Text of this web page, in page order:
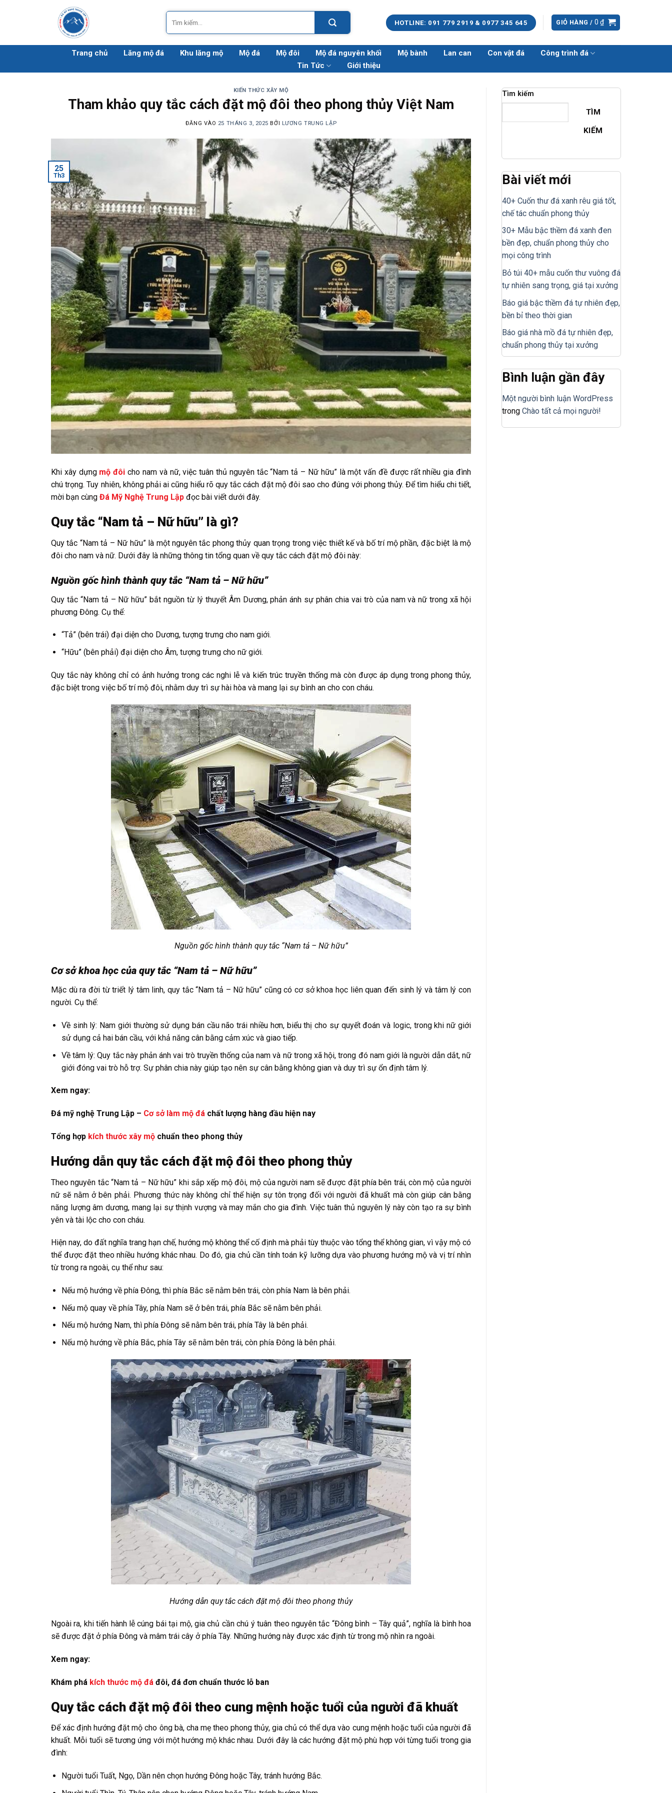
dung
Tìm
kiếm:
HOTLINE: 091 779 2919 & 0977 345 645 GIỎ HÀNG / 0₫
Trang chủ Lăng mộ đá Khu lăng mộ Mộ đá Mộ đôi Mộ đá nguyên khối Mộ bành Lan can Con vật đá
Công trình đá
Tin Tức
Giới thiệu
KIẾN THỨC XÂY MỘ
Tham khảo quy tắc cách đặt mộ đôi theo phong thủy Việt Nam
ĐĂNG VÀO 25 THÁNG 3, 2025 BỞI LƯƠNG TRUNG LẬP
25
Th3
Khi xây dựng mộ đôi cho nam và nữ, việc tuân thủ nguyên tắc “Nam tả – Nữ hữu” là một vấn đề được rất nhiều gia đình
chú trọng. Tuy nhiên, không phải ai cũng hiểu rõ quy tắc cách đặt mộ đôi sao cho đúng với phong thủy. Để tìm hiểu chi tiết,
mời bạn cùng Đá Mỹ Nghệ Trung Lập đọc bài viết dưới đây.
Quy tắc “Nam tả – Nữ hữu” là gì?
Quy tắc “Nam tả – Nữ hữu” là một nguyên tắc phong thủy quan trọng trong việc thiết kế và bố trí mộ phần, đặc biệt là mộ
đôi cho nam và nữ. Dưới đây là những thông tin tổng quan về quy tắc cách đặt mộ đôi này:
Nguồn gốc hình thành quy tắc “Nam tả – Nữ hữu”
Quy tắc “Nam tả – Nữ hữu” bắt nguồn từ lý thuyết Âm Dương, phản ánh sự phân chia vai trò của nam và nữ trong xã hội
phương Đông. Cụ thể:
“Tả” (bên trái) đại diện cho Dương, tượng trưng cho nam giới.
“Hữu” (bên phải) đại diện cho Âm, tượng trưng cho nữ giới.
Quy tắc này không chỉ có ảnh hưởng trong các nghi lễ và kiến trúc truyền thống mà còn được áp dụng trong phong thủy,
đặc biệt trong việc bố trí mộ đôi, nhằm duy trì sự hài hòa và mang lại sự bình an cho con cháu.
Nguồn gốc hình thành quy tắc “Nam tả – Nữ hữu”
Cơ sở khoa học của quy tắc “Nam tả – Nữ hữu”
Mặc dù ra đời từ triết lý tâm linh, quy tắc “Nam tả – Nữ hữu” cũng có cơ sở khoa học liên quan đến sinh lý và tâm lý con
người. Cụ thể:
Về sinh lý: Nam giới thường sử dụng bán cầu não trái nhiều hơn, biểu thị cho sự quyết đoán và logic, trong khi nữ giới
sử dụng cả hai bán cầu, với khả năng cân bằng cảm xúc và giao tiếp.
Về tâm lý: Quy tắc này phản ánh vai trò truyền thống của nam và nữ trong xã hội, trong đó nam giới là người dẫn dắt, nữ
giới đóng vai trò hỗ trợ. Sự phân chia này giúp tạo nên sự cân bằng không gian và duy trì sự ổn định tâm lý.
Xem ngay:
Đá mỹ nghệ Trung Lập – Cơ sở làm mộ đá chất lượng hàng đầu hiện nay
Tổng hợp kích thước xây mộ chuẩn theo phong thủy
Hướng dẫn quy tắc cách đặt mộ đôi theo phong thủy
Theo nguyên tắc “Nam tả – Nữ hữu” khi sắp xếp mộ đôi, mộ của người nam sẽ được đặt phía bên trái, còn mộ của người
nữ sẽ nằm ở bên phải. Phương thức này không chỉ thể hiện sự tôn trọng đối với người đã khuất mà còn giúp cân bằng
năng lượng âm dương, mang lại sự thịnh vượng và may mắn cho gia đình. Việc tuân thủ nguyên lý này còn tạo ra sự bình
yên và tài lộc cho con cháu.
Hiện nay, do đất nghĩa trang hạn chế, hướng mộ không thể cố định mà phải tùy thuộc vào tổng thể không gian, vì vậy mộ có
thể được đặt theo nhiều hướng khác nhau. Do đó, gia chủ cần tính toán kỹ lưỡng dựa vào phương hướng mộ và vị trí nhìn
từ trong ra ngoài, cụ thể như sau:
Nếu mộ hướng về phía Đông, thì phía Bắc sẽ nằm bên trái, còn phía Nam là bên phải.
Nếu mộ quay về phía Tây, phía Nam sẽ ở bên trái, phía Bắc sẽ nằm bên phải.
Nếu mộ hướng Nam, thì phía Đông sẽ nằm bên trái, phía Tây là bên phải.
Nếu mộ hướng về phía Bắc, phía Tây sẽ nằm bên trái, còn phía Đông là bên phải.
Hướng dẫn quy tắc cách đặt mộ đôi theo phong thủy
Ngoài ra, khi tiến hành lễ cúng bái tại mộ, gia chủ cần chú ý tuân theo nguyên tắc “Đông bình – Tây quả”, nghĩa là bình hoa
sẽ được đặt ở phía Đông và mâm trái cây ở phía Tây. Những hướng này được xác định từ trong mộ nhìn ra ngoài.
Xem ngay:
Khám phá kích thước mộ đá đôi, đá đơn chuẩn thước lỗ ban
Quy tắc cách đặt mộ đôi theo cung mệnh hoặc tuổi của người đã khuất
Để xác định hướng đặt mộ cho ông bà, cha mẹ theo phong thủy, gia chủ có thể dựa vào cung mệnh hoặc tuổi của người đã
khuất. Mỗi tuổi sẽ tương ứng với một hướng mộ khác nhau. Dưới đây là các hướng đặt mộ phù hợp với từng tuổi trong gia
đình:
Người tuổi Tuất, Ngọ, Dần nên chọn hướng Đông hoặc Tây, tránh hướng Bắc.
Tìm kiếm
TÌM
KIẾM
Bài viết mới
40+ Cuốn thư đá xanh rêu giá tốt,
chế tác chuẩn phong thủy
30+ Mẫu bậc thềm đá xanh đen
bền đẹp, chuẩn phong thủy cho
mọi công trình
Bỏ túi 40+ mẫu cuốn thư vuông đá
tự nhiên sang trọng, giá tại xưởng
Báo giá bậc thềm đá tự nhiên đẹp,
bền bỉ theo thời gian
Báo giá nhà mồ đá tự nhiên đẹp,
chuẩn phong thủy tại xưởng
Bình luận gần đây
Một người bình luận WordPress
trong Chào tất cả mọi người!